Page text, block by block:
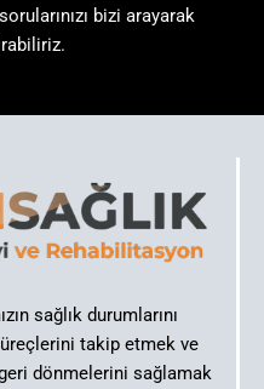
bizi arayarak
sağlık durumlarını
takip etmek ve
dönmelerini sağlamak